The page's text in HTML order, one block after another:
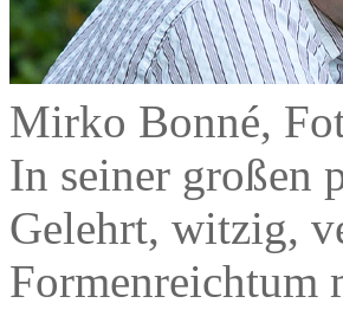
Mirko Bonné,
In seiner großen
Gelehrt, witzig,
Formenreichtum